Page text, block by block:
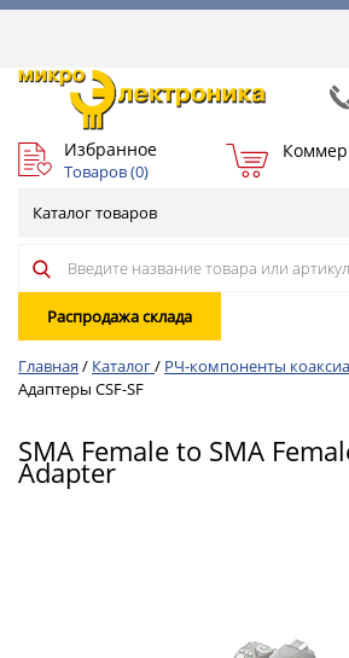
Избранное
Товаров (0)
Каталог товаров
Распродажа склада
Главная / Каталог/ РЧ-компоненты
Адаптеры CSF-SF
SMA Female to SMA
Adapter